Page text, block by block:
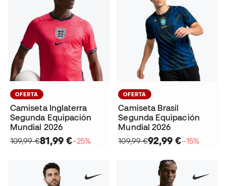
OFERTA
Camiseta Inglaterra
Segunda Equipación
Mundial 2026
109,99 €81,99 €−25%
OFERTA
Camiseta Brasil
Segunda Equipación
Mundial 2026
109,99 €92,99 €−15%